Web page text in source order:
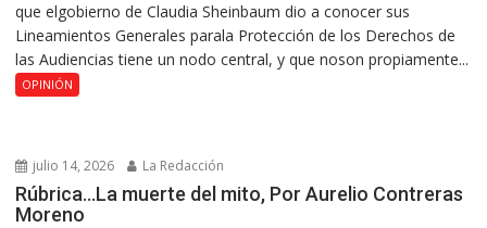
que elgobierno de Claudia Sheinbaum dio a conocer sus
Lineamientos Generales parala Protección de los Derechos de
las Audiencias tiene un nodo central, y que noson propiamente...
OPINIÓN
julio 14, 2026 La Redacción
Rúbrica…La muerte del mito, Por Aurelio Contreras
Moreno